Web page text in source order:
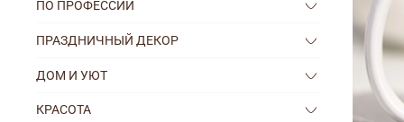
ПО ПРОФЕССИИ
ПРАЗДНИЧНЫЙ ДЕКОР
ДОМ И УЮТ
КРАСОТА